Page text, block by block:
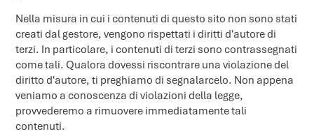
Nella misura in cui i contenuti di questo sito non sono stati
creati dal gestore, vengono rispettati i diritti d'autore di
terzi. In particolare, i contenuti di terzi sono contrassegnati
come tali. Qualora dovessi riscontrare una violazione del
diritto d'autore, ti preghiamo di segnalarcelo. Non appena
veniamo a conoscenza di violazioni della legge,
provvederemo a rimuovere immediatamente tali
contenuti.